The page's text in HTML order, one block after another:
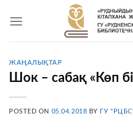
ЖАҢАЛЫҚТАР
Шок – сабақ «Көп
POSTED ON 05.04.2018 BY ГУ